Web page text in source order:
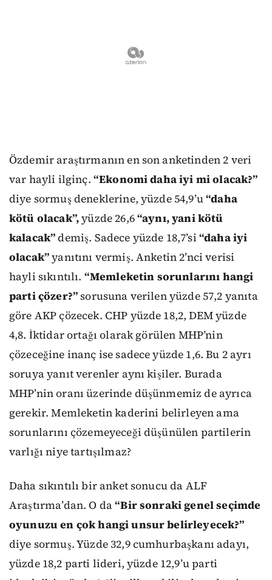
Özdemir araştırmanın en son anketinden 2 veri
var hayli ilginç. “Ekonomi daha iyi mi olacak?”
diye sormuş deneklerine, yüzde 54,9’u“daha
kötü olacak”,yüzde 26,6“aynı, yani kötü
kalacak”demiş. Sadece yüzde 18,7’si “daha iyi
olacak”yanıtını vermiş. Anketin 2’nci verisi
hayli sıkıntılı. “Memleketin sorunlarını hangi
parti çözer?”sorusuna verilen yüzde 57,2 yanıta
göre AKP çözecek. CHP yüzde 18,2, DEM yüzde
4,8. İktidar ortağı olarak görülen MHP’nin
çözeceğine inanç ise sadece yüzde 1,6. Bu 2 ayrı
soruya yanıt verenler aynı kişiler. Burada
MHP’nin oranı üzerinde düşünmemiz de ayrıca
gerekir. Memleketin kaderini belirleyen ama
sorunlarını çözemeyeceği düşünülen partilerin
varlığı niye tartışılmaz?
Daha sıkıntılı bir anket sonucu da ALF
Araştırma’dan. O da“Bir sonraki genel seçimde
oyunuzu en çok hangi unsur belirleyecek?”
diye sormuş. Yüzde 32,9 cumhurbaşkanı adayı,
yüzde 18,2 parti lideri, yüzde 12,9’u parti